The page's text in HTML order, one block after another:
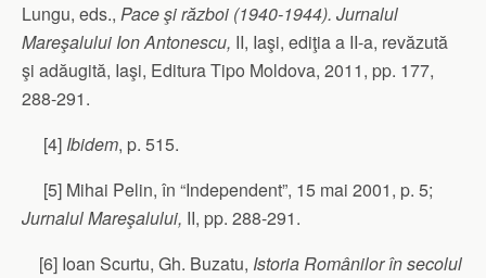
Lungu, eds., Pace şi război (1940-1944). Jurnalul
Mareşalului Ion Antonescu, II, Iaşi, ediţia a II-a, revăzută
şi adăugită, Iaşi, Editura Tipo Moldova, 2011, pp. 177,
288-291.
[4] Ibidem, p. 515.
[5] Mihai Pelin, în “Independent”, 15 mai 2001, p. 5;
Jurnalul Mareşalului, II, pp. 288-291.
[6] Ioan Scurtu, Gh. Buzatu, Istoria Românilor în secolul